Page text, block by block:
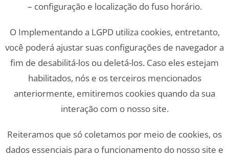
– configuração e localização do fuso horário.
O Implementando a LGPD utiliza cookies, entretanto,
você poderá ajustar suas configurações de navegador a
fim de desabilitá-los ou deletá-los. Caso eles estejam
habilitados, nós e os terceiros mencionados
anteriormente, emitiremos cookies quando da sua
interação com o nosso site.
Reiteramos que só coletamos por meio de cookies, os
dados essenciais para o funcionamento do nosso site e